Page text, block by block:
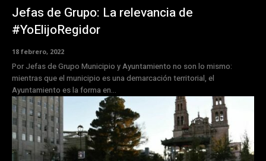
Jefas de Grupo: La relevancia de
#YoElijoRegidor
18 febrero, 2022
Por Jefas de Grupo Municipio y Ayuntamiento no son lo mismo:
mientras que el municipio es una demarcación territorial, el
Ayuntamiento es la forma en...